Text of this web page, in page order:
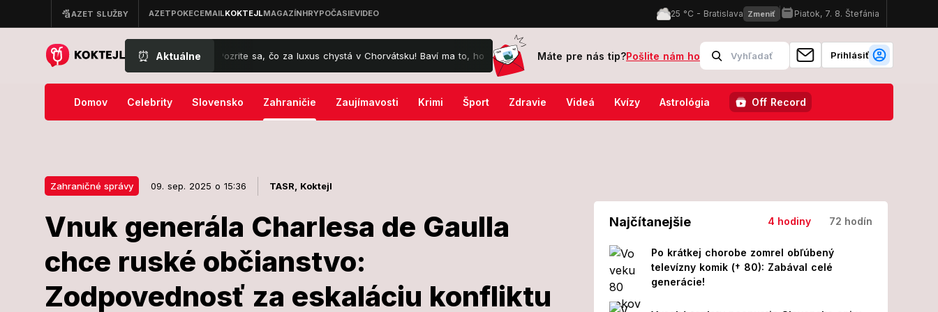
⏰ Aktuálne
Gáborík svoju rodinu zabezpečil: Pozrite sa, čo za luxus chystá v Chorvátsku! Baví ma to, hovorí... Zúfalé pátranie v Štúrove: Robert sa išiel okúpať do Dunaja, z vody viac nevyšiel! Čo na to povie
Máte pre nás tip?Pošlite nám ho Prihlásiť
Domov Celebrity Slovensko Zahraničie Zaujímavosti Krimi Šport Zdravie Videá Kvízy Astrológia Off Record
Zahraničné správy 09. sep. 2025 o 15:36 TASR, Koktejl
Vnuk generála Charlesa de Gaulla
chce ruské občianstvo:
Zodpovednosť za eskaláciu konfliktu
Vnuk generála Charlesa de
Najčítanejšie 4 hodiny 72 hodín
Po krátkej chorobe zomrel obľúbený
televízny komik († 80): Zabával celé
generácie!